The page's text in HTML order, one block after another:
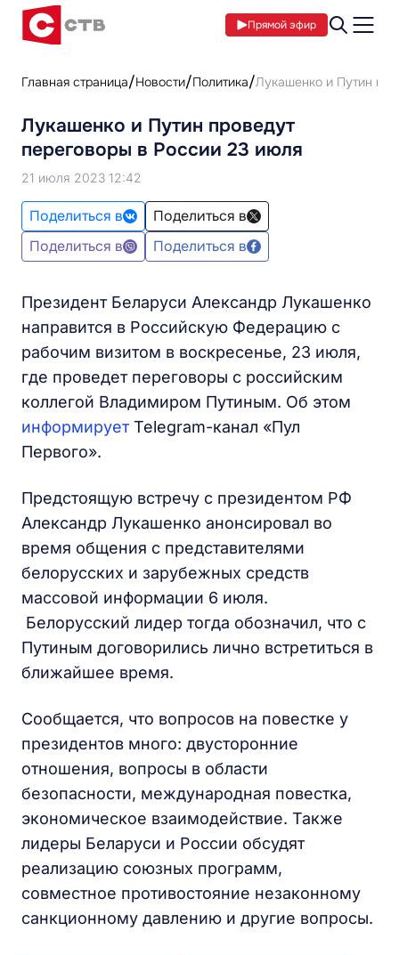
Прямой эфир
Главная страница Новости Политика Лукашенко и Путин
Лукашенко и Путин проведут
переговоры в России 23 июля
21 июля 2023 12:42
Поделиться в
Поделиться в
Поделиться в
Поделиться в
Президент Беларуси Александр Лукашенко
направится в Российскую Федерацию с
рабочим визитом в воскресенье, 23 июля,
где проведет переговоры с российским
коллегой Владимиром Путиным. Об этом
информируетTelegram-канал «Пул
Первого».
Предстоящую встречу с президентом РФ
Александр Лукашенко анонсировал во
время общения с представителями
белорусских и зарубежных средств
массовой информации 6 июля.
Белорусский лидер тогда обозначил, что с
Путиным договорились лично встретиться в
ближайшее время.
Сообщается, что вопросов на повестке у
президентов много: двусторонние
отношения, вопросы в области
безопасности, международная повестка,
экономическое взаимодействие. Также
лидеры Беларуси и России обсудят
реализацию союзных программ,
совместное противостояние незаконному
санкционному давлению и другие вопросы.